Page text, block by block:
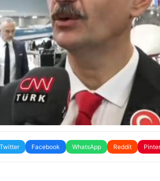
Twitter Facebook WhatsApp Reddit